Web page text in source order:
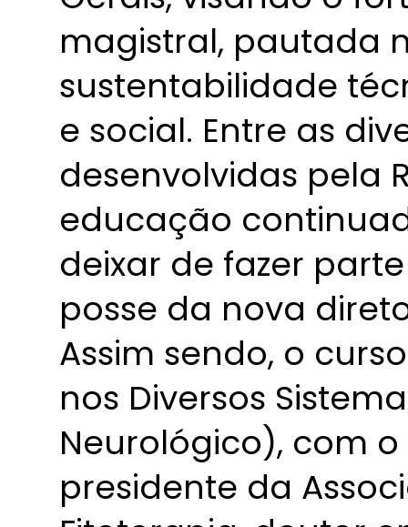
magistral, pautada
sustentabilidade
e social. Entre as
desenvolvidas pela
educação
deixar de fazer
posse da nova
Assim sendo, o
nos Diversos
Neurológico), com o
presidente da